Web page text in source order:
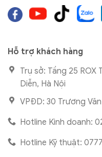
Hỗ trợ khách hàng
Trụ sở: Tầng 25 ROX
Diễn, Hà Nội
VPĐD: 30 Trương
Hotline Kinh doanh:
Hotline Kỹ thuật: